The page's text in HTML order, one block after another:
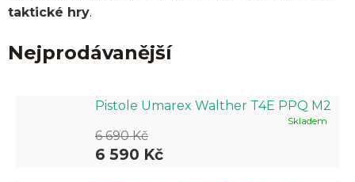
taktické hry.
Nejprodávanější
Pistole Umarex Walther T4E PPQ M2
Skladem
6 590 Kč
6 690 Kč